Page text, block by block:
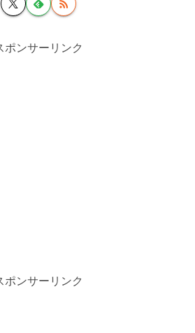
ポンサーリンク
ポンサーリンク